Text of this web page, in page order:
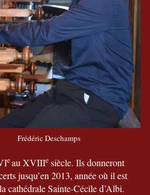
Frédéric Deschamps
eau XVIIIe siècle. Ils donneront
jusqu’en 2013, année où il est
cathédrale Sainte-Cécile d’Albi.